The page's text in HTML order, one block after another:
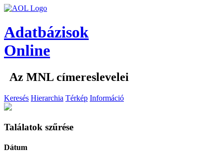
Adatbázisok
Online
Az MNL címereslevelei
Keresés Hierarchia Térkép Információ
Találatok szűrése
Dátum